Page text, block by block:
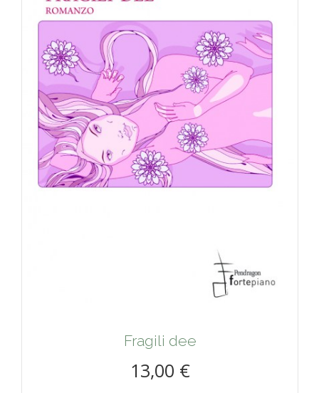
Fragili dee
13,00 €